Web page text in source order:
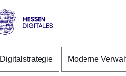
Direkt zum Kopf der
Direkt zum Inhalt
Direkt zum Fuß der
Digitales
Digitalstrategie Moderne